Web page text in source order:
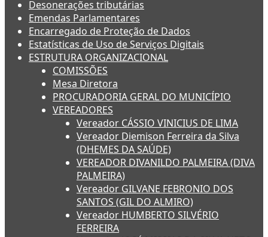
Desonerações tributárias
Emendas Parlamentares
Encarregado de Proteção de Dados
Estatísticas de Uso de Serviços Digitais
ESTRUTURA ORGANIZACIONAL
COMISSÕES
Mesa Diretora
PROCURADORIA GERAL DO MUNICÍPIO
VEREADORES
Vereador CÁSSIO VINICIUS DE LIMA
Vereador Diemison Ferreira da Silva
(DHEMES DA SAÚDE)
VEREADOR DIVANILDO PALMEIRA (DIVA
PALMEIRA)
Vereador GILVANE FEBRONIO DOS
SANTOS (GIL DO ALMIRO)
Vereador HUMBERTO SILVÉRIO
FERREIRA